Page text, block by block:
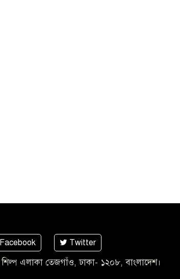
Twitter
এলাকা তেজগাঁও, ঢাকা- ১২০৮, বাংলাদেশ।